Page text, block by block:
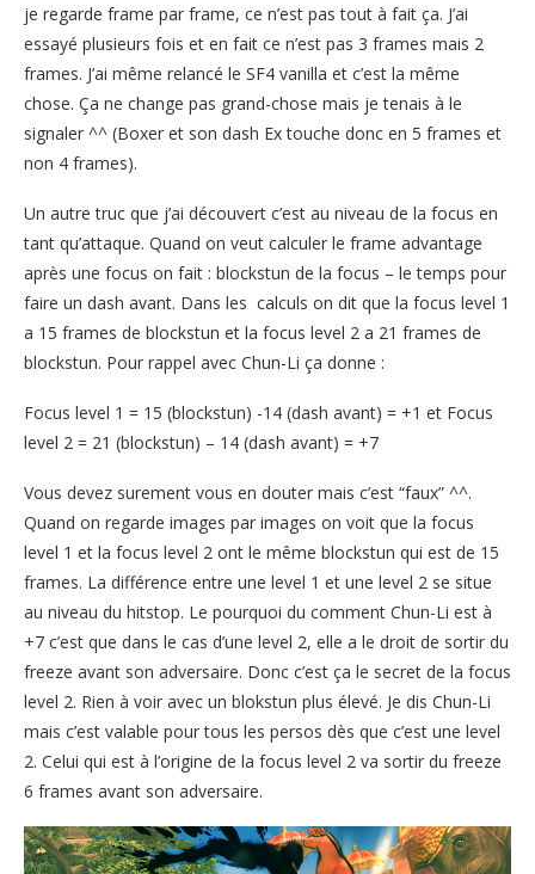
je regarde frame par frame, ce n’est pas tout à fait ça. J’ai
essayé plusieurs fois et en fait ce n’est pas 3 frames mais 2
frames. J’ai même relancé le SF4 vanilla et c’est la même
chose. Ça ne change pas grand-chose mais je tenais à le
signaler ^^ (Boxer et son dash Ex touche donc en 5 frames et
non 4 frames).
Un autre truc que j’ai découvert c’est au niveau de la focus en
tant qu’attaque. Quand on veut calculer le frame advantage
après une focus on fait : blockstun de la focus – le temps pour
faire un dash avant. Dans les calculs on dit que la focus level 1
a 15 frames de blockstun et la focus level 2 a 21 frames de
blockstun. Pour rappel avec Chun-Li ça donne :
Focus level 1 = 15 (blockstun) -14 (dash avant) = +1 et Focus
level 2 = 21 (blockstun) – 14 (dash avant) = +7
Vous devez surement vous en douter mais c’est “faux” ^^.
Quand on regarde images par images on voit que la focus
level 1 et la focus level 2 ont le même blockstun qui est de 15
frames. La différence entre une level 1 et une level 2 se situe
au niveau du hitstop. Le pourquoi du comment Chun-Li est à
+7 c’est que dans le cas d’une level 2, elle a le droit de sortir du
freeze avant son adversaire. Donc c’est ça le secret de la focus
level 2. Rien à voir avec un blokstun plus élevé. Je dis Chun-Li
mais c’est valable pour tous les persos dès que c’est une level
2. Celui qui est à l’origine de la focus level 2 va sortir du freeze
6 frames avant son adversaire.